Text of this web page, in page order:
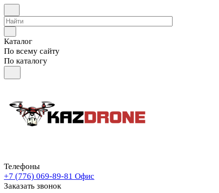
Каталог
По всему сайту
По каталогу
Телефоны
+7 (776) 069-89-81 Офис
Заказать звонок